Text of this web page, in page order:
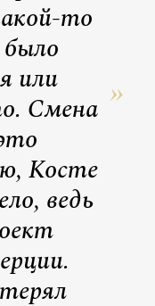
то
или
Смена
Косте
ведь